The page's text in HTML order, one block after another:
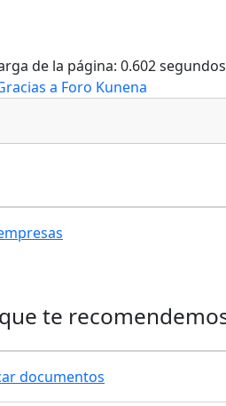
de la página: 0.602 segundos
a Foro Kunena
te
documentos